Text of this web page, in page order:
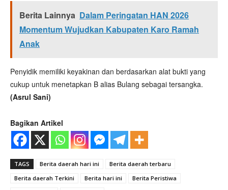
Berita Lainnya Dalam Peringatan HAN 2026
Momentum Wujudkan Kabupaten Karo Ramah
Anak
Penyidik memiliki keyakinan dan berdasarkan alat bukti yang
cukup untuk menetapkan B alias Bulang sebagai tersangka.
(Asrul Sani)
Bagikan Artikel
TAGS Berita daerah hari ini
Berita daerah terbaru
Berita daerah Terkini
Berita hari ini
Berita Peristiwa